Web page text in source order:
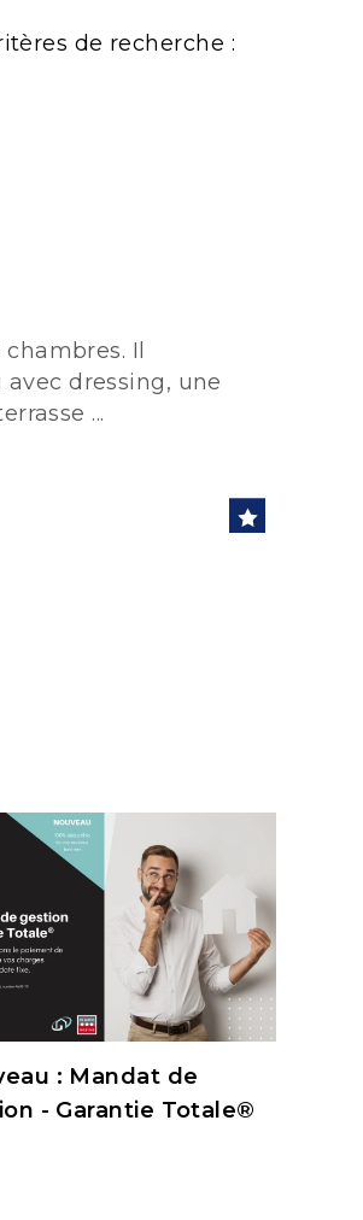
de recherche :
Il
dressing, une
...
: Mandat de
- Garantie Totale®